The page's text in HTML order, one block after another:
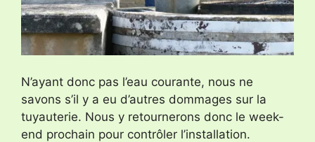
N’ayant donc pas l’eau courante, nous ne
savons s’il y a eu d’autres dommages sur la
tuyauterie. Nous y retournerons donc le week-
end prochain pour contrôler l’installation.